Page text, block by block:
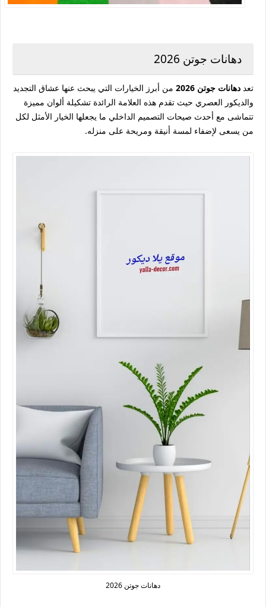
دهانات جوتن 2026
تعد دهانات جوتن 2026
من أبرز الخيارات التي يبحث عنها عشاق التجديد
والديكور العصري حيث تقدم هذه العلامة الرائدة تشكيلة ألوان مميزة
تتماشى مع أحدث صيحات التصميم الداخلي ما يجعلها الخيار الأمثل لكل
من يسعى لإضفاء لمسة أنيقة ومريحة على منزله.
دهانات جوتن 2026